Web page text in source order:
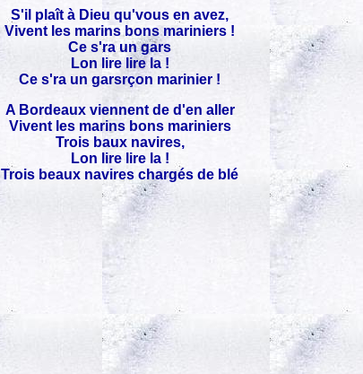
S'il plaît à Dieu qu'vous en avez,
Vivent les marins bons mariniers !
Ce s'ra un gars
Lon lire lire la !
Ce s'ra un garsrçon marinier !
A Bordeaux viennent de d'en aller
Vivent les marins bons mariniers
Trois baux navires,
Lon lire lire la !
Trois beaux navires chargés de blé